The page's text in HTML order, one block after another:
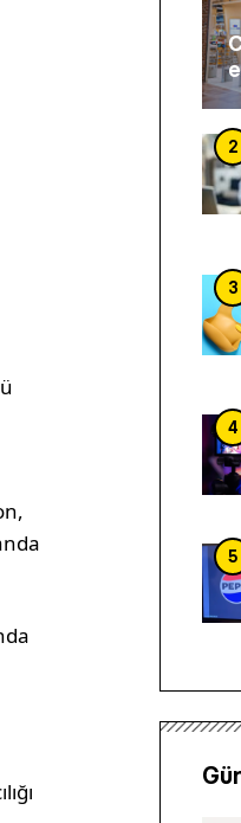
2
3
4
5